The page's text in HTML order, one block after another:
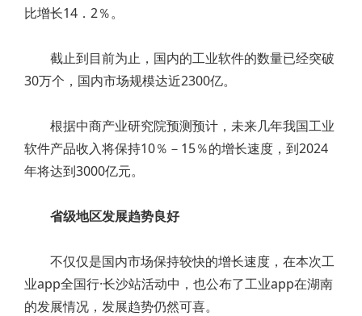
比增长14．2％。
截止到目前为止，国内的工业软件的数量已经突破
30万个，国内市场规模达近2300亿。
根据中商产业研究院预测预计，未来几年我国工业
软件产品收入将保持10％－15％的增长速度，到2024
年将达到3000亿元。
省级地区发展趋势良好
不仅仅是国内市场保持较快的增长速度，在本次工
业app全国行·长沙站活动中，也公布了工业app在湖南
的发展情况，发展趋势仍然可喜。